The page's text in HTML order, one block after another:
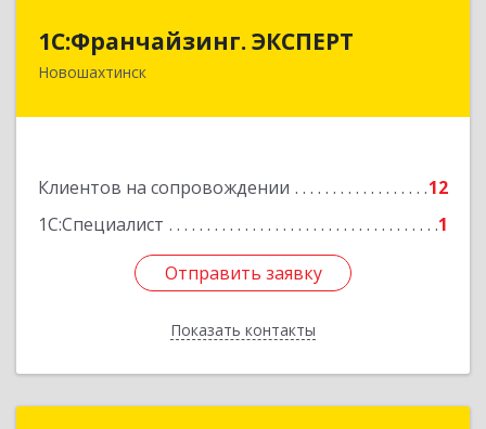
1С:Франчайзинг. ЭКСПЕРТ
Новошахтинск
Клиентов на сопровождении
12
1С:Специалист
1
Отправить заявку
Показать контакты
1С:Франчайзинг. ЭКСПЕРТ
346901, Ростовская обл, Новошахтинск г,
Отправить заявку
Назад